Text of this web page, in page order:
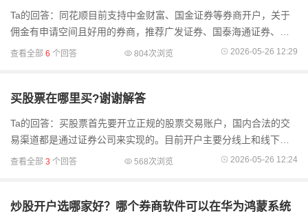
Ta的回答：同花顺目前支持中金财富、国金证券等券商开户，关于
佣金有申请空间且好用的券商，推荐广发证券、国泰海通证券、中
信建投证券这三家。广发证券在用户操作体验和佣金灵活度上表现
查看全部 6 个回答 804次浏览 2026-05-26 12:29
买股票在哪里买?谢谢解答
Ta的回答：买股票首先要开立正规的股票交易账户，国内合法的交
易渠道都是通过证券公司来实现的。目前开户主要分线上和线下两
种方式，线上更适合大多数投资者，你可以网上联系证券公司客户
查看全部 3 个回答 568次浏览 2026-05-26 12:24
炒股开户选哪家好？哪个券商软件可以在华为鸿蒙系统